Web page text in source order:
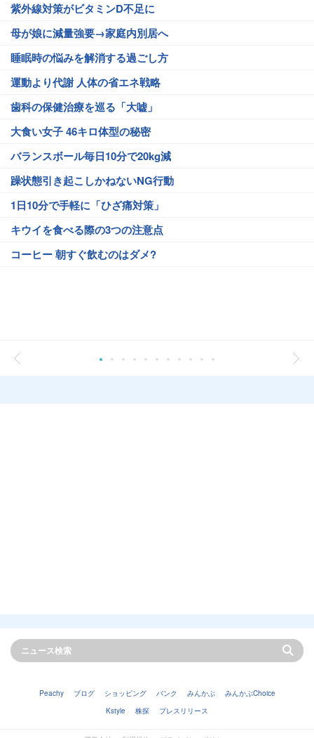
紫外線対策がビタミンD不足に
母が娘に減量強要→家庭内別居へ
睡眠時の悩みを解消する過ごし方
運動より代謝 人体の省エネ戦略
歯科の保健治療を巡る「大嘘」
大食い女子 46キロ体型の秘密
バランスボール毎日10分で20kg減
躁状態引き起こしかねないNG行動
1日10分で手軽に「ひざ痛対策」
キウイを食べる際の3つの注意点
コーヒー 朝すぐ飲むのはダメ?
Peachy ブログ ショッピング バンク みんかぶ
みんかぶChoice
Kstyle
株探 プレスリリース